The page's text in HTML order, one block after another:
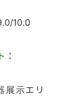
10.0
：
展示エリ